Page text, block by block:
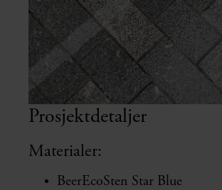
Prosjektdetaljer
Materialer:
BeerEcoSten Star Blue